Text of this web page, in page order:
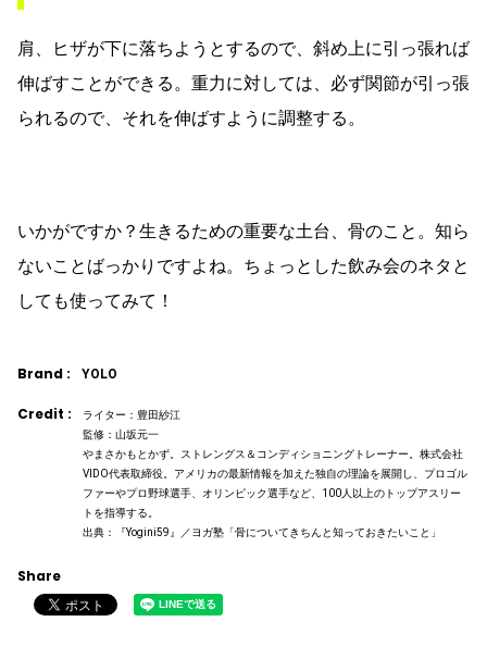
肩、ヒザが下に落ちようとするので、斜め上に引っ張れば
伸ばすことができる。重力に対しては、必ず関節が引っ張
られるので、それを伸ばすように調整する。
いかがですか？生きるための重要な土台、骨のこと。知ら
ないことばっかりですよね。ちょっとした飲み会のネタと
しても使ってみて！
Brand : YOLO
Credit :
ライター：豊田紗江
監修：山坂元一
やまさかもとかず。ストレングス＆コンディショニングトレーナー。株式会社
VIDO代表取締役。アメリカの最新情報を加えた独自の理論を展開し、プロゴル
ファーやプロ野球選手、オリンピック選手など、100人以上のトップアスリー
トを指導する。
出典：『Yogini59』／ヨガ塾「骨についてきちんと知っておきたいこと」
Share